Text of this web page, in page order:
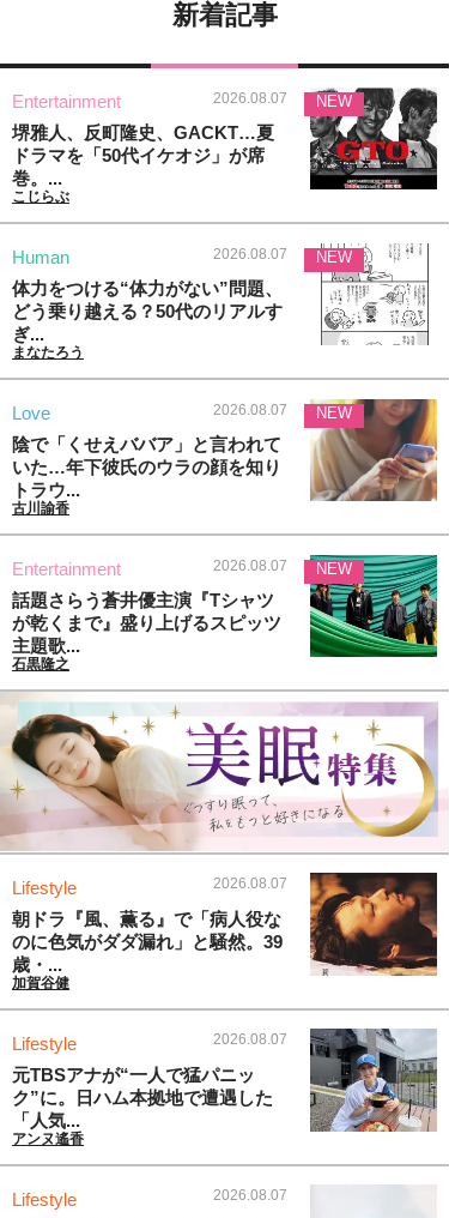
新着記事
Entertainment 2026.08.07
堺雅人、反町隆史、GACKT…夏
ドラマを「50代イケオジ」が席
巻。...
こじらぶ
NEW
Human 2026.08.07
体力をつける“体力がない”問題、
どう乗り越える？50代のリアルす
ぎ...
まなたろう
NEW
Love 2026.08.07
陰で「くせえババア」と言われて
いた…年下彼氏のウラの顔を知り
トラウ...
古川諭香
NEW
Entertainment 2026.08.07
話題さらう蒼井優主演『Tシャツ
が乾くまで』盛り上げるスピッツ
主題歌...
石黒隆之
NEW
Lifestyle 2026.08.07
朝ドラ『風、薫る』で「病人役な
のに色気がダダ漏れ」と騒然。39
歳・...
加賀谷健
Lifestyle 2026.08.07
元TBSアナが“一人で猛パニッ
ク”に。日ハム本拠地で遭遇した
「人気...
アンヌ遙香
Lifestyle 2026.08.07